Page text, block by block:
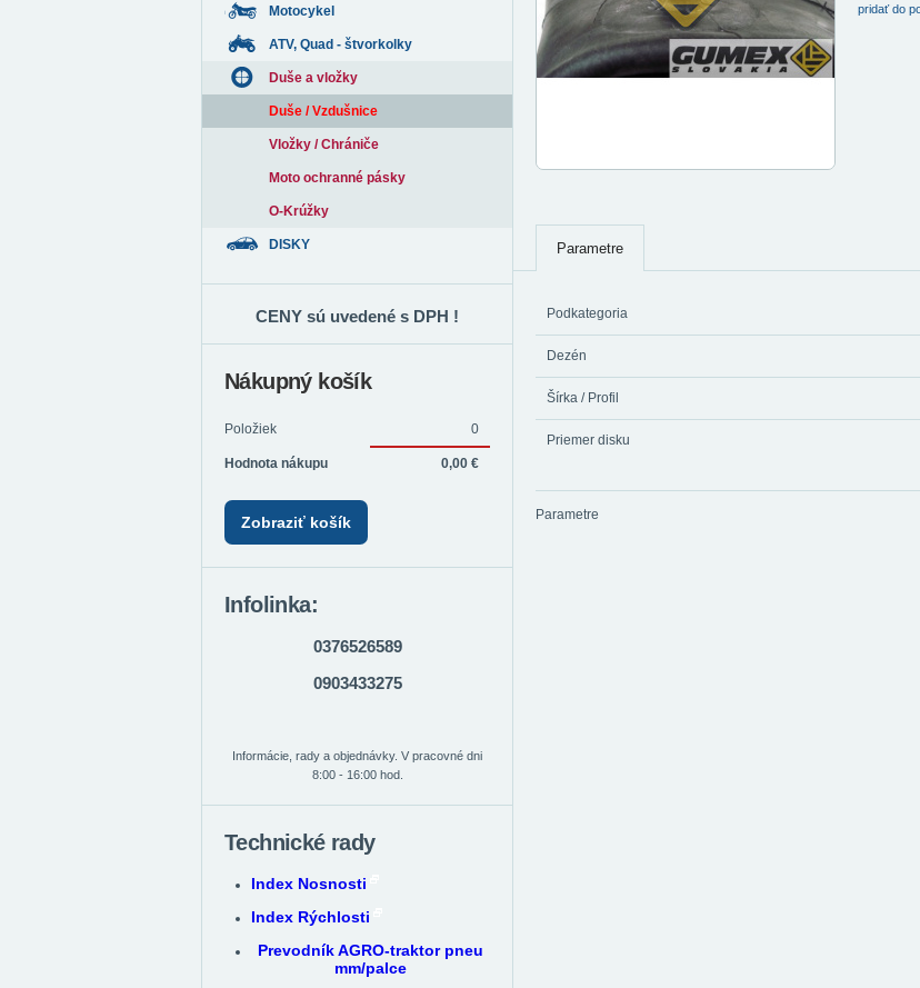
pridať do
Parametre
Podkategoria
Dezén
Šírka / Profil
Priemer disku
Parametre
Motocykel
ATV, Quad - štvorkolky
Duše a vložky
Duše / Vzdušnice
Vložky / Chrániče
Moto ochranné pásky
O-Krúžky
DISKY
CENY sú uvedené s DPH !
Nákupný košík
Položiek 0
Hodnota nákupu 0,00 €
Zobraziť košík
Infolinka:
0376526589
0903433275
Informácie, rady a objednávky. V pracovné dni
8:00 - 16:00 hod.
Technické rady
Index Nosnosti
Index Rýchlosti
Prevodník AGRO-traktor pneu
mm/palce